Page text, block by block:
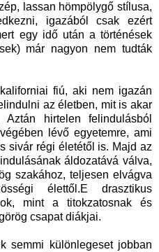
lassan hömpölygő stílusa,
igazából csak ezért
egy idő után a történések
már nagyon nem tudták
fiú, aki nem igazán
az életben, mit is akar
hirtelen felindulásból
lévő egyetemre, ami
sivár régi életétől is. Majd az
áldozatává válva,
szakához, teljesen elvágva
élettől.E drasztikus
mint a titokzatosnak és
csapat diákjai.
semmi különlegeset jobban